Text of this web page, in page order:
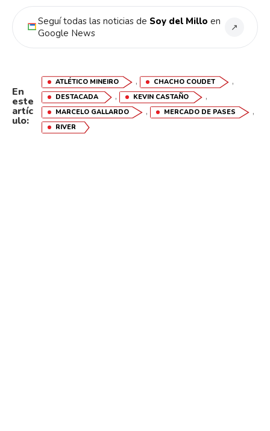
Seguí todas las noticias de Soy del Millo en
Google News
↗
En
este
artíc
ulo:
ATLÉTICO MINEIRO , CHACHO COUDET ,
DESTACADA , KEVIN CASTAÑO ,
MARCELO GALLARDO , MERCADO DE PASES ,
RIVER